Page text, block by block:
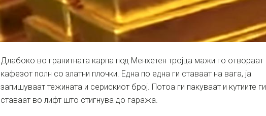
Длабоко во гранитната карпа под Менхетен тројца мажи го отвораат
кафезот полн со златни плочки. Една по една ги ставаат на вага, ја
запишуваат тежината и серискиот број. Потоа ги пакуваат и кутиите ги
ставаат во лифт што стигнува до гаража.